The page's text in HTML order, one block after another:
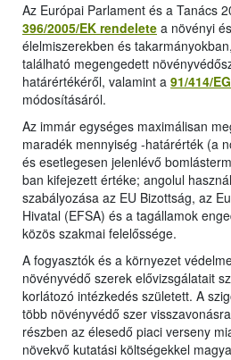
Az Európai Parlament és a Tanács
396/2005/EK rendelete a növényi
élelmiszerekben és
található megengedett
határértékéről, valamint a 91/414/
módosításáról.
Az immár egységes maximálisan
maradék mennyiség -határérték (a
és esetlegesen jelenlévő
ban kifejezett értéke; angolul
szabályozása az EU Bizottság, az
Hivatal (EFSA) és a tagállamok
közös szakmai felelőssége.
A fogyasztók és a környezet
növényvédő szerek elővizsgálatait
korlátozó intézkedés született. A
több növényvédő szer
részben az élesedő piaci verseny
növekvő kutatási költségekkel